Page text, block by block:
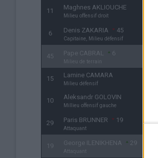
11 Maghnes AKLIOUCHE
Milieu offensif droit
6 Denis ZAKARIA 45
Capitaine, Milieu défensif
45 Pape CABRAL 6
Milieu de terrain
15 Lamine CAMARA
Milieu défensif
10 Aleksandr GOLOVIN
Millieu offensif gauche
29 Paris BRUNNER 19
Attaquant
19 George ILENIKHENA 29
Attaquant